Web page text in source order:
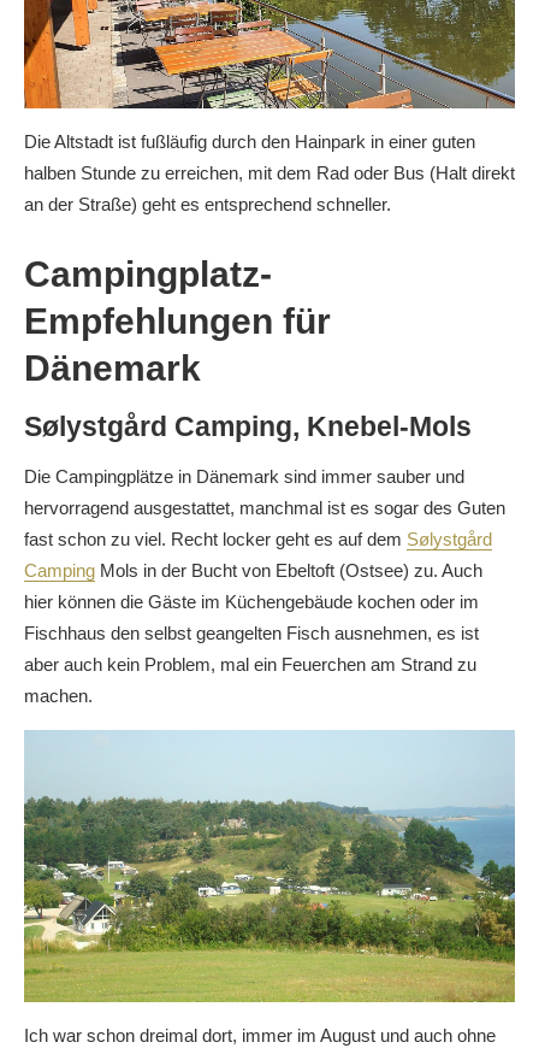
Die Altstadt ist fußläufig durch den Hainpark in einer guten
halben Stunde zu erreichen, mit dem Rad oder Bus (Halt direkt
an der Straße) geht es entsprechend schneller.
Campingplatz-
Empfehlungen für
Dänemark
Sølystgård Camping, Knebel-Mols
Die Campingplätze in Dänemark sind immer sauber und
hervorragend ausgestattet, manchmal ist es sogar des Guten
fast schon zu viel. Recht locker geht es auf dem Sølystgård
Camping Mols in der Bucht von Ebeltoft (Ostsee) zu. Auch
hier können die Gäste im Küchengebäude kochen oder im
Fischhaus den selbst geangelten Fisch ausnehmen, es ist
aber auch kein Problem, mal ein Feuerchen am Strand zu
machen.
Ich war schon dreimal dort, immer im August und auch ohne